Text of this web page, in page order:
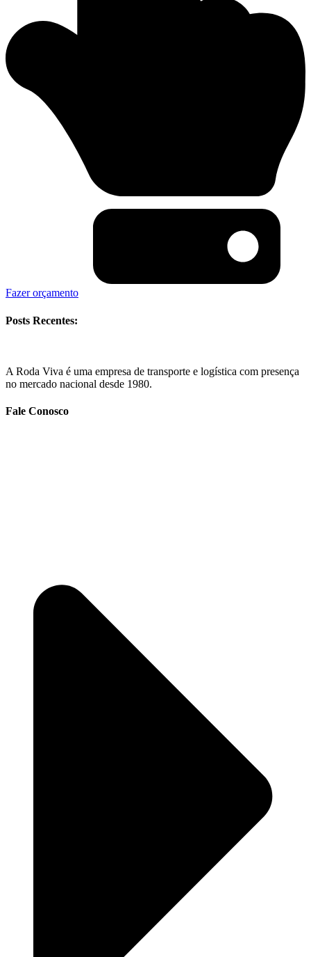
Fazer orçamento
Posts Recentes:
A Roda Viva é uma empresa de transporte e logística com presença
no mercado nacional desde 1980.
Fale Conosco